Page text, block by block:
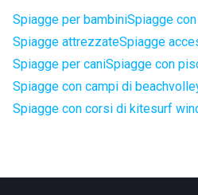
Spiagge per bambiniSpiagge
Spiagge attrezzateSpiagge
Spiagge per caniSpiagge con
Spiagge con campi di
Spiagge con corsi di kitesurf